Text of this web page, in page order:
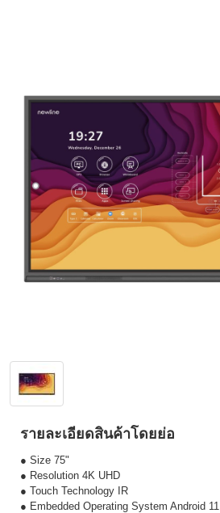
รายละเอียดสินค้าโดยย่อ
● Size 75"
● Resolution 4K UHD
● Touch Technology IR
● Embedded Operating System Android 11